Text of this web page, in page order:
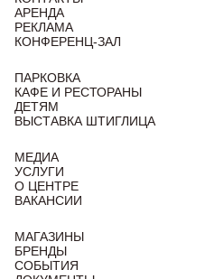
АРЕНДА
РЕКЛАМА
КОНФЕРЕНЦ-ЗАЛ
ПАРКОВКА
КАФЕ И РЕСТОРАНЫ
ДЕТЯМ
ВЫСТАВКА ШТИГЛИЦА
МЕДИА
УСЛУГИ
О ЦЕНТРЕ
ВАКАНСИИ
МАГАЗИНЫ
БРЕНДЫ
СОБЫТИЯ